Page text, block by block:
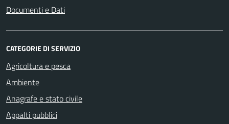
Documenti e Dati
CATEGORIE DI SERVIZIO
Agricoltura e pesca
Ambiente
Anagrafe e stato civile
Appalti pubblici